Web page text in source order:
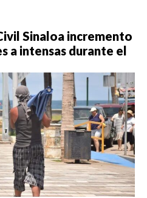
Sinaloa incremento
a intensas durante el